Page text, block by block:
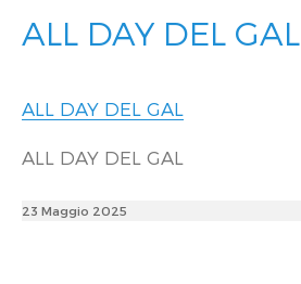
ALL DAY DEL GAL
ALL DAY DEL GAL
ALL DAY DEL GAL
Posted
23 Maggio 2025